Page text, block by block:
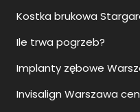
Kostka brukowa
Ile trwa pogrzeb?
Implanty zębowe
Invisalign Warszawa